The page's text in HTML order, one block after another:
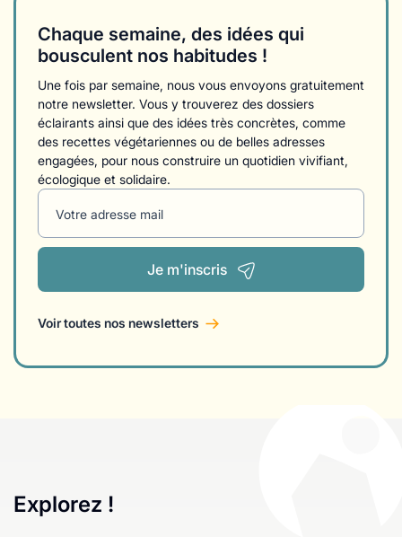
Chaque semaine, des idées qui
bousculent nos habitudes !
Une fois par semaine, nous vous envoyons gratuitement
notre newsletter. Vous y trouverez des dossiers
éclairants ainsi que des idées très concrètes, comme
des recettes végétariennes ou de belles adresses
engagées, pour nous construire un quotidien vivifiant,
écologique et solidaire.
Votre adresse mail
Je m'inscris
Voir toutes nos newsletters
Explorez !